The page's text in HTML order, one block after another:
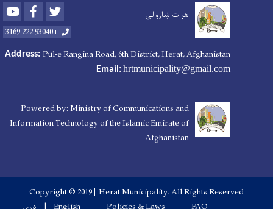
هرات ښاروالی Youtube Facebook
+93040 222 3169
Address: Pul-e Rangina Road, 6th District, Herat, Afghanistan
Email:hrtmunicipality@gmail.com
Powered by: Ministry of Communications and
Information Technology of the Islamic Emirate of
Afghanistan
Copyright © 2019 | Herat Municipality. All Rights Reserved